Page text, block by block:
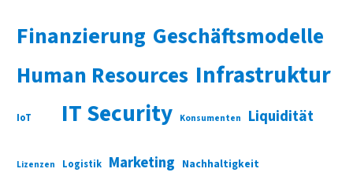
Finanzierung Geschäftsmodelle
Human Resources Infrastruktur
IoT IT Security Konsumenten Liquidität
Lizenzen Logistik Marketing Nachhaltigkeit